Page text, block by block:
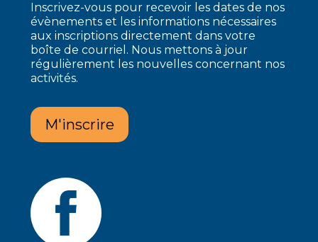
Inscrivez-vous pour recevoir les dates de nos
évènements et les informations nécessaires
aux inscriptions directement dans votre
boîte de courriel. Nous mettons à jour
régulièrement les nouvelles concernant nos
activités.
M'inscrire